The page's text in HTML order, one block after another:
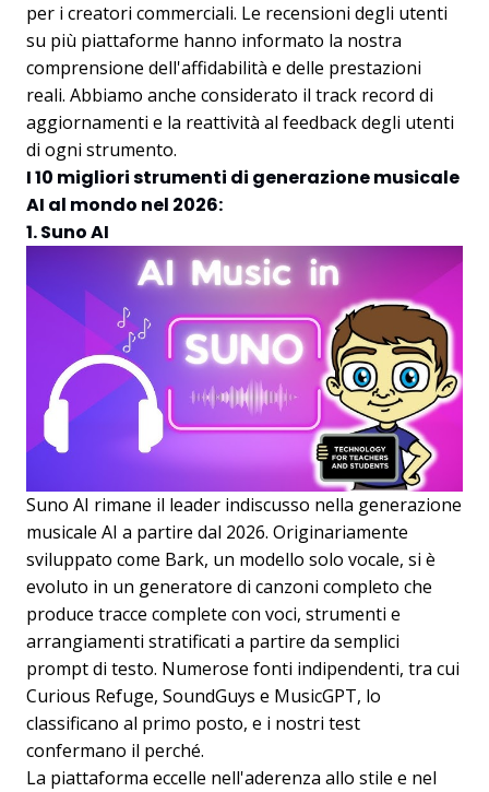
per i creatori commerciali. Le recensioni degli utenti
su più piattaforme hanno informato la nostra
comprensione dell'affidabilità e delle prestazioni
reali. Abbiamo anche considerato il track record di
aggiornamenti e la reattività al feedback degli utenti
di ogni strumento.
I 10 migliori strumenti di generazione musicale
AI al mondo nel 2026:
1. Suno AI
Suno AI rimane il leader indiscusso nella generazione
musicale AI a partire dal 2026. Originariamente
sviluppato come Bark, un modello solo vocale, si è
evoluto in un generatore di canzoni completo che
produce tracce complete con voci, strumenti e
arrangiamenti stratificati a partire da semplici
prompt di testo. Numerose fonti indipendenti, tra cui
Curious Refuge, SoundGuys e MusicGPT, lo
classificano al primo posto, e i nostri test
confermano il perché.
La piattaforma eccelle nell'aderenza allo stile e nel